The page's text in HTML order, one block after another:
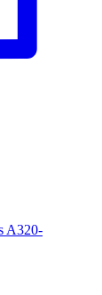
A320-